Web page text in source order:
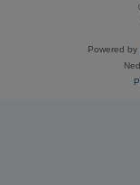
Powered by